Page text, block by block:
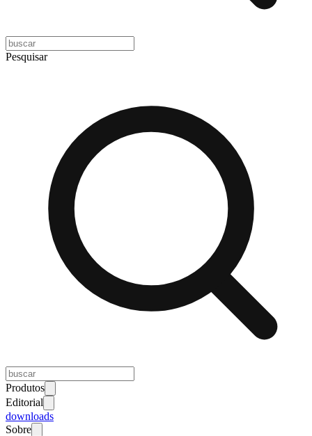
Pesquisar
Produtos
Editorial
downloads
Sobre